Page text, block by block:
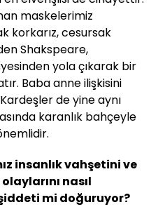
maskelerimiz
korkarız, cesursak
Shakspeare,
yola çıkarak bir
Baba anne ilişkisini
de yine aynı
karanlık bahçeyle
insanlık vahşetini ve
nasıl
mi doğuruyor?